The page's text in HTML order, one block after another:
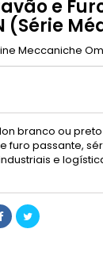
e
(Série
Meccaniche
branco ou
furo passante,
e